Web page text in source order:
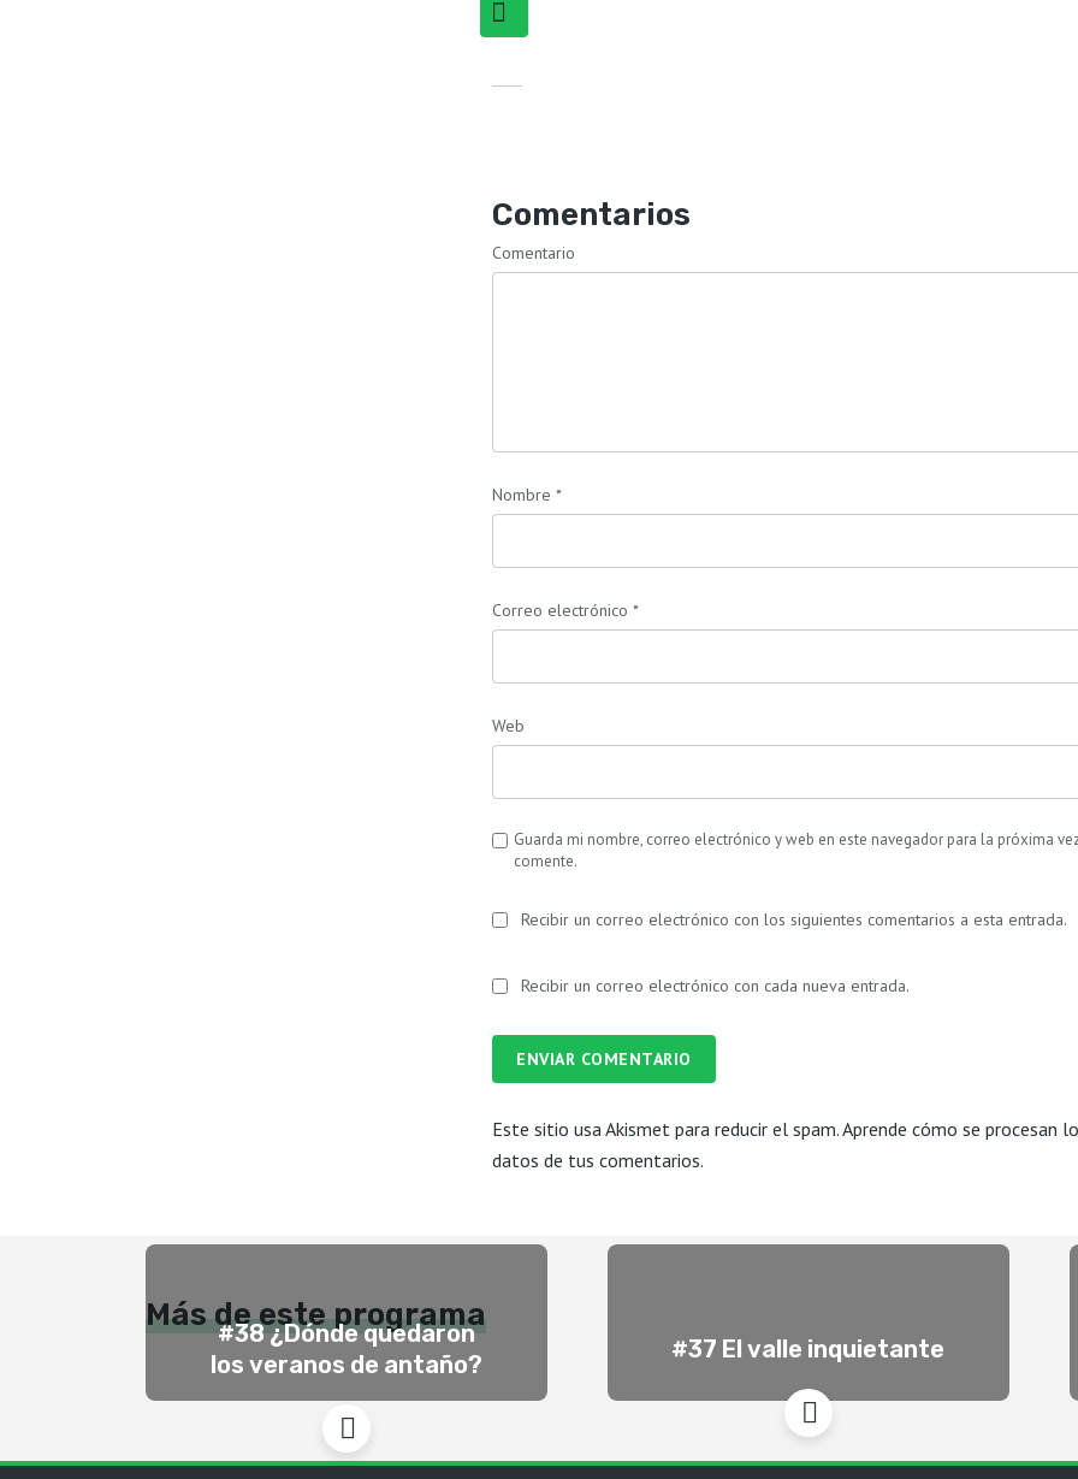
Comentarios
Comentario
Nombre *
Correo electrónico *
Web
Guarda mi nombre, correo electrónico y web en este navegador para la próxima
comente.
Recibir un correo electrónico con los siguientes comentarios a esta entrada.
Recibir un correo electrónico con cada nueva entrada.
ENVIAR COMENTARIO
Este sitio usa Akismet para reducir el spam.Aprende cómo se procesan
datos de tus comentarios.
Más de este programa
#38 ¿Dónde quedaron
los veranos de antaño?
#37 El valle inquietante